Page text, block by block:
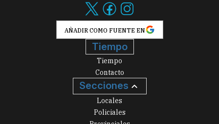
AÑADIR COMO FUENTE EN
Tiempo
Tiempo
Contacto
Secciones
Locales
Policiales